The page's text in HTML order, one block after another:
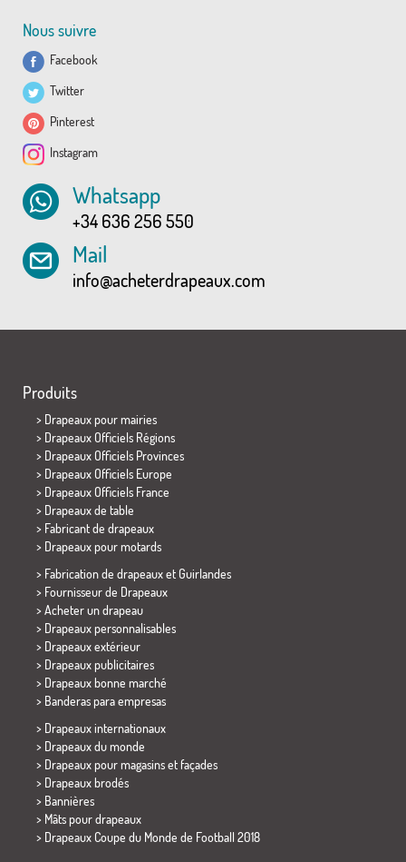
Nous suivre
Facebook
Twitter
Pinterest
Instagram
Whatsapp
+34 636 256 550
Mail
info@acheterdrapeaux.com
Produits
> Drapeaux pour mairies
> Drapeaux Officiels Régions
> Drapeaux Officiels Provinces
> Drapeaux Officiels Europe
> Drapeaux Officiels France
> Drapeaux de table
> Fabricant de drapeaux
> Drapeaux pour motards
> Fabrication de drapeaux et Guirlandes
> Fournisseur de Drapeaux
> Acheter un drapeau
> Drapeaux personnalisables
> Drapeaux extérieur
> Drapeaux publicitaires
> Drapeaux bonne marché
> Banderas para empresas
> Drapeaux internationaux
> Drapeaux du monde
> Drapeaux pour magasins et façades
> Drapeaux brodés
> Bannières
> Mâts pour drapeaux
> Drapeaux Coupe du Monde de Football 2018